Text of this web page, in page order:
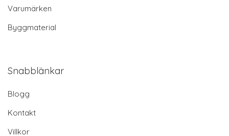
Varumärken
Byggmaterial
Snabblänkar
Blogg
Kontakt
Villkor